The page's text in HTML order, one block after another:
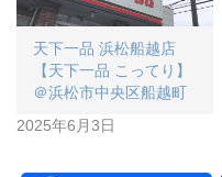
天下一品 浜松船越店
【天下一品 こってり】
＠浜松市中央区船越町
2025年6月3日